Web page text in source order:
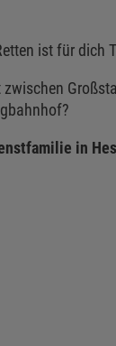
ist für dich
in